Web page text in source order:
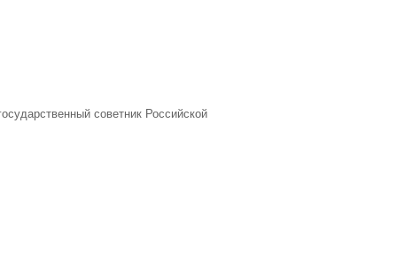
советник Российской